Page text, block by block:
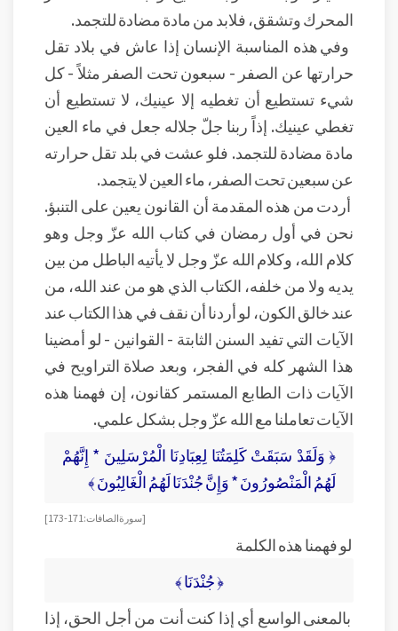
المحرك وتشقق، فلابد من مادة مضادة للتجمد.
وفي هذه المناسبة الإنسان إذا عاش في بلاد تقل
حرارتها عن الصفر - سبعون تحت الصفر مثلاً - كل
شيء تستطيع أن تغطيه إلا عينيك، لا تستطيع أن
تغطي عينيك. إذاً ربنا جلّ جلاله جعل في ماء العين
مادة مضادة للتجمد. فلو عشت في بلد تقل حرارته
عن سبعين تحت الصفر، ماء العين لا يتجمد.
أردت من هذه المقدمة أن القانون يعين على التنبؤ.
نحن في أول رمضان في كتاب الله عزّ وجل وهو
كلام الله، وكلام الله عزّ وجل لا يأتيه الباطل من بين
يديه ولا من خلفه، الكتاب الذي هو من عند الله، من
عند خالق الكون، لو أردنا أن نقف في هذا الكتاب عند
الآيات التي تفيد السنن الثابتة - القوانين - لو أمضينا
هذا الشهر كله في الفجر، وبعد صلاة التراويح في
الآيات ذات الطابع المستمر كقانون، إن فهمنا هذه
الآيات تعاملنا مع الله عزّ وجل بشكل علمي.
﴿ وَلَقَدْ سَبَقَتْ كَلِمَتُنَا لِعِبَادِنَا الْمُرْسَلِينَ * إِنَّهُمْ
لَهُمُ الْمَنْصُورُونَ * وَإِنَّ جُنْدَنَا لَهُمُ الْغَالِبُونَ ﴾
[سورة الصافات: 171-173]
لو فهمنا هذه الكلمة
﴿ جُنْدَنَا ﴾
بالمعنى الواسع أي إذا كنت أنت من أجل الحق، إذا